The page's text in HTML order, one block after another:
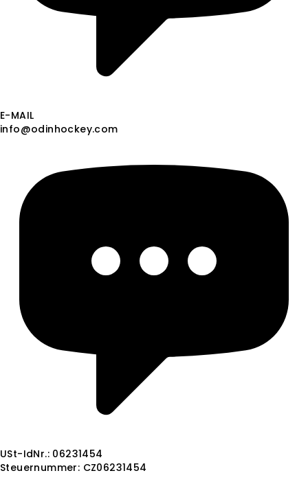
E-MAIL
info@odinhockey.com
USt-IdNr.: 06231454
Steuernummer: CZ06231454